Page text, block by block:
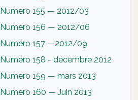
Numéro 155 — 2012/03
Numéro 156 — 2012/06
Numéro 157 —2012/09
Numéro 158 - décembre 2012
Numéro 159 — mars 2013
Numéro 160 — Juin 2013